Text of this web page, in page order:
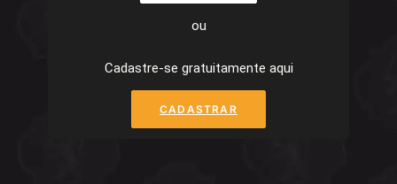
ou
Cadastre-se gratuitamente aqui
CADASTRAR